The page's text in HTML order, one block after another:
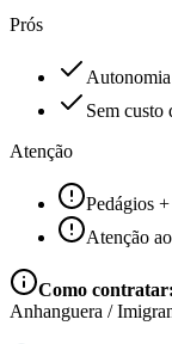
Prós
Sem custo
Atenção
Pedágios
Atenção
Como contratar:
Anhanguera /